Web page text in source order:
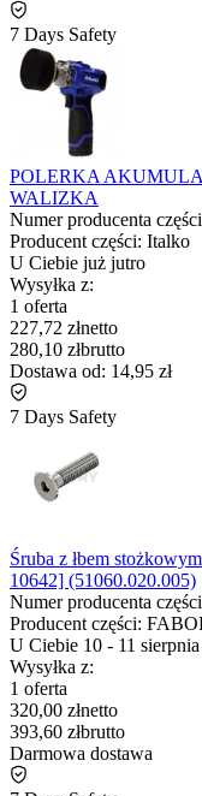
7 Days Safety
POLERKA
WALIZKA
Numer producenta
Producent części: Italko
U Ciebie już jutro
Wysyłka z:
1 oferta
227,72 złnetto
280,10 złbrutto
Dostawa od: 14,95 zł
7 Days Safety
Śruba z łbem
10642] (51060.020.005)
Numer producenta
Producent części:
U Ciebie 10 - 11 sierpnia
Wysyłka z:
1 oferta
320,00 złnetto
393,60 złbrutto
Darmowa dostawa